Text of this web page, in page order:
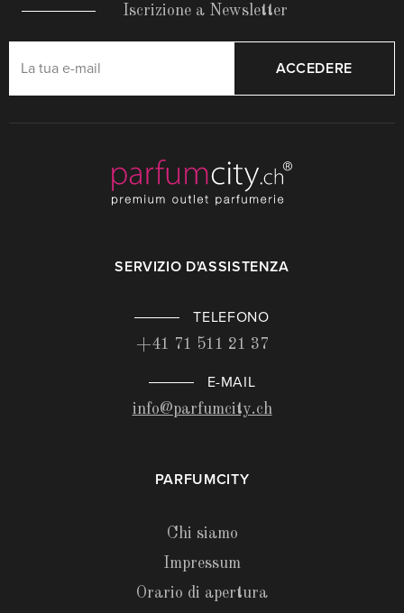
Iscrizione a Newsletter
ACCEDERE
SERVIZIO D'ASSISTENZA
TELEFONO
+41 71 511 21 37
E-MAIL
info@parfumcity.ch
PARFUMCITY
Chi siamo
Impressum
Orario di apertura